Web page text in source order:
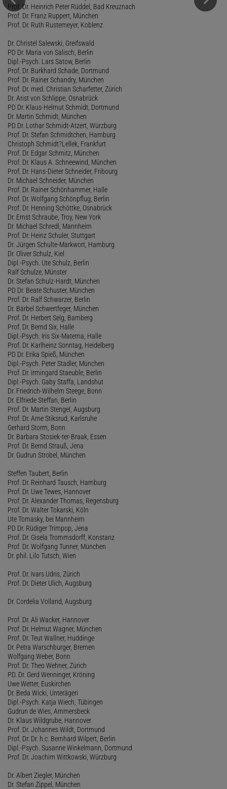
Prof. Dr. Heinrich Peter Rüddel, Bad Kreuznach
Prof. Dr. Franz Ruppert, München
Prof. Dr. Ruth Rustemeyer, Koblenz
Dr. Christel Salewski, Greifswald
PD Dr. Maria von Salisch, Berlin
Dipl.-Psych. Lars Satow, Berlin
Prof. Dr. Burkhard Schade, Dortmund
Prof. Dr. Rainer Schandry, München
Prof. Dr. med. Christian Scharfetter, Zürich
Dr. Arist von Schlippe, Osnabrück
PD Dr. Klaus-Helmut Schmidt, Dortmund
Dr. Martin Schmidt, München
PD Dr. Lothar Schmidt-Atzert, Würzburg
Prof. Dr. Stefan Schmidtchen, Hamburg
Christoph Schmidt?Lellek, Frankfurt
Prof. Dr. Edgar Schmitz, München
Prof. Dr. Klaus A. Schneewind, München
Prof. Dr. Hans-Dieter Schneider, Fribourg
Dr. Michael Schneider, München
Prof. Dr. Rainer Schönhammer, Halle
Prof. Dr. Wolfgang Schönpflug, Berlin
Prof. Dr. Henning Schöttke, Osnabrück
Dr. Ernst Schraube, Troy, New York
Dr. Michael Schredl, Mannheim
Prof. Dr. Heinz Schuler, Stuttgart
Dr. Jürgen Schulte-Markwort, Hamburg
Dr. Oliver Schulz, Kiel
Dipl.-Psych. Ute Schulz, Berlin
Ralf Schulze, Münster
Dr. Stefan Schulz-Hardt, München
PD Dr. Beate Schuster, München
Prof. Dr. Ralf Schwarzer, Berlin
Dr. Bärbel Schwertfeger, München
Prof. Dr. Herbert Selg, Bamberg
Prof. Dr. Bernd Six, Halle
Dipl.-Psych. Iris Six-Materna, Halle
Prof. Dr. Karlheinz Sonntag, Heidelberg
PD Dr. Erika Spieß, München
Dipl.-Psych. Peter Stadler, München
Prof. Dr. Irmingard Staeuble, Berlin
Dipl.-Psych. Gaby Staffa, Landshut
Dr. Friedrich-Wilhelm Steege, Bonn
Dr. Elfriede Steffan, Berlin
Prof. Dr. Martin Stengel, Augsburg
Prof. Dr. Arne Stiksrud, Karlsruhe
Gerhard Storm, Bonn
Dr. Barbara Stosiek-ter-Braak, Essen
Prof. Dr. Bernd Strauß, Jena
Dr. Gudrun Strobel, München
Steffen Taubert, Berlin
Prof. Dr. Reinhard Tausch, Hamburg
Prof. Dr. Uwe Tewes, Hannover
Prof. Dr. Alexander Thomas, Regensburg
Prof. Dr. Walter Tokarski, Köln
Ute Tomasky, bei Mannheim
PD Dr. Rüdiger Trimpop, Jena
Prof. Dr. Gisela Trommsdorff, Konstanz
Prof. Dr. Wolfgang Tunner, München
Dr. phil. Lilo Tutsch, Wien
Prof. Dr. Ivars Udris, Zürich
Prof. Dr. Dieter Ulich, Augsburg
Dr. Cordelia Volland, Augsburg
Prof. Dr. Ali Wacker, Hannover
Prof. Dr. Helmut Wagner, München
Prof. Dr. Teut Wallner, Huddinge
Dr. Petra Warschburger, Bremen
Wolfgang Weber, Bonn
Prof. Dr. Theo Wehner, Zürich
PD. Dr. Gerd Wenninger, Kröning
Uwe Wetter, Euskirchen
Dr. Beda Wicki, Unterägeri
Dipl.-Psych. Katja Wiech, Tübingen
Gudrun de Wies, Ammersbeck
Dr. Klaus Wildgrube, Hannover
Prof. Dr. Johannes Wildt, Dortmund
Prof. Dr. Dr. h.c. Bernhard Wilpert, Berlin
Dipl.-Psych. Susanne Winkelmann, Dortmund
Prof. Dr. Joachim Wittkowski, Würzburg
Dr. Albert Ziegler, München
Dr. Stefan Zippel, München